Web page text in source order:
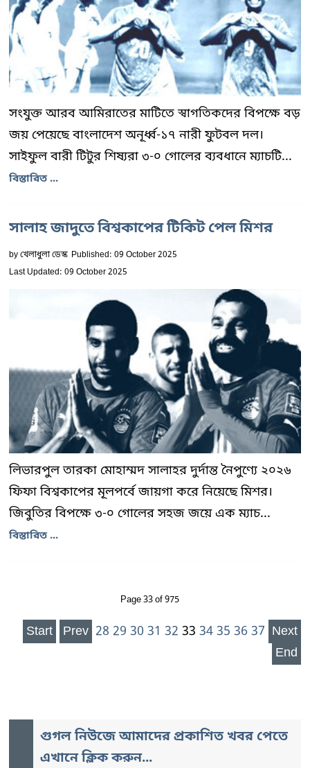
সংযুক্ত আরব আমিরাতের মাটিতে স্বাগতিকদের বিপক্ষে বড়
জয় পেয়েছে বাংলাদেশ অনূর্ধ্ব-১৭ নারী ফুটবল দল।
সাইফুল বারী টিটুর শিষ্যরা ৩-০ গোলের ব্যবধানে ম্যাচটি...
বিস্তারিত ...
সালাহ জাদুতে বিশ্বকাপের টিকিট পেল মিশর
byখেলাধুলা ডেস্ক Published: 09 October 2025
Last Updated: 09 October 2025
লিভারপুল তারকা মোহাম্মদ সালাহর দুর্দান্ত নৈপুণ্যে ২০২৬
ফিফা বিশ্বকাপের মূলপর্বে জায়গা করে নিয়েছে মিশর।
জিবুতির বিপক্ষে ৩-০ গোলের সহজ জয়ে এক ম্যাচ...
বিস্তারিত ...
Page 33 of 975
Start Prev 28 29 30 31 32 33 34 35 36 37 Next
End
গুগল নিউজে আমাদের প্রকাশিত খবর পেতে
এখানে ক্লিক করুন...